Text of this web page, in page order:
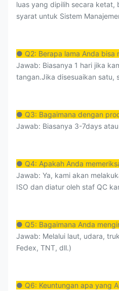
luas yang dipilih secara ketat,
syarat untuk Sistem
● Q2: Berapa lama Anda bisa
Jawab: Biasanya 1 hari jika
tangan.Jika disesuaikan satu,
● Q3: Bagaimana dengan
Jawab: Biasanya 3-7days
● Q4: Apakah Anda
Jawab: Ya, kami akan
ISO dan diatur oleh staf QC
● Q5: Bagaimana Anda
Jawab: Melalui laut, udara,
Fedex, TNT, dll.)
● Q6: Keuntungan apa yang